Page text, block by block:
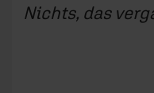
Nichts, das